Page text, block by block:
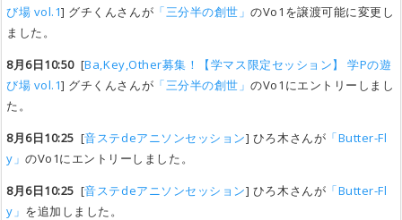
び場 vol.1] グチくんさんが 「三分半の創世」のVo1を譲渡可能に変更し
ました。
8月6日10:50[Ba,Key,Other募集！【学マス限定セッション】 学Pの遊
び場 vol.1] グチくんさんが 「三分半の創世」のVo1にエントリーしまし
た。
8月6日10:25 [音ステdeアニソンセッション] ひろ木さんが 「Butter-Fl
y」のVo1にエントリーしました。
8月6日10:25 [音ステdeアニソンセッション] ひろ木さんが 「Butter-Fl
y」 を追加しました。